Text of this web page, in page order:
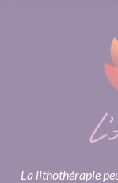
La lithothérapie